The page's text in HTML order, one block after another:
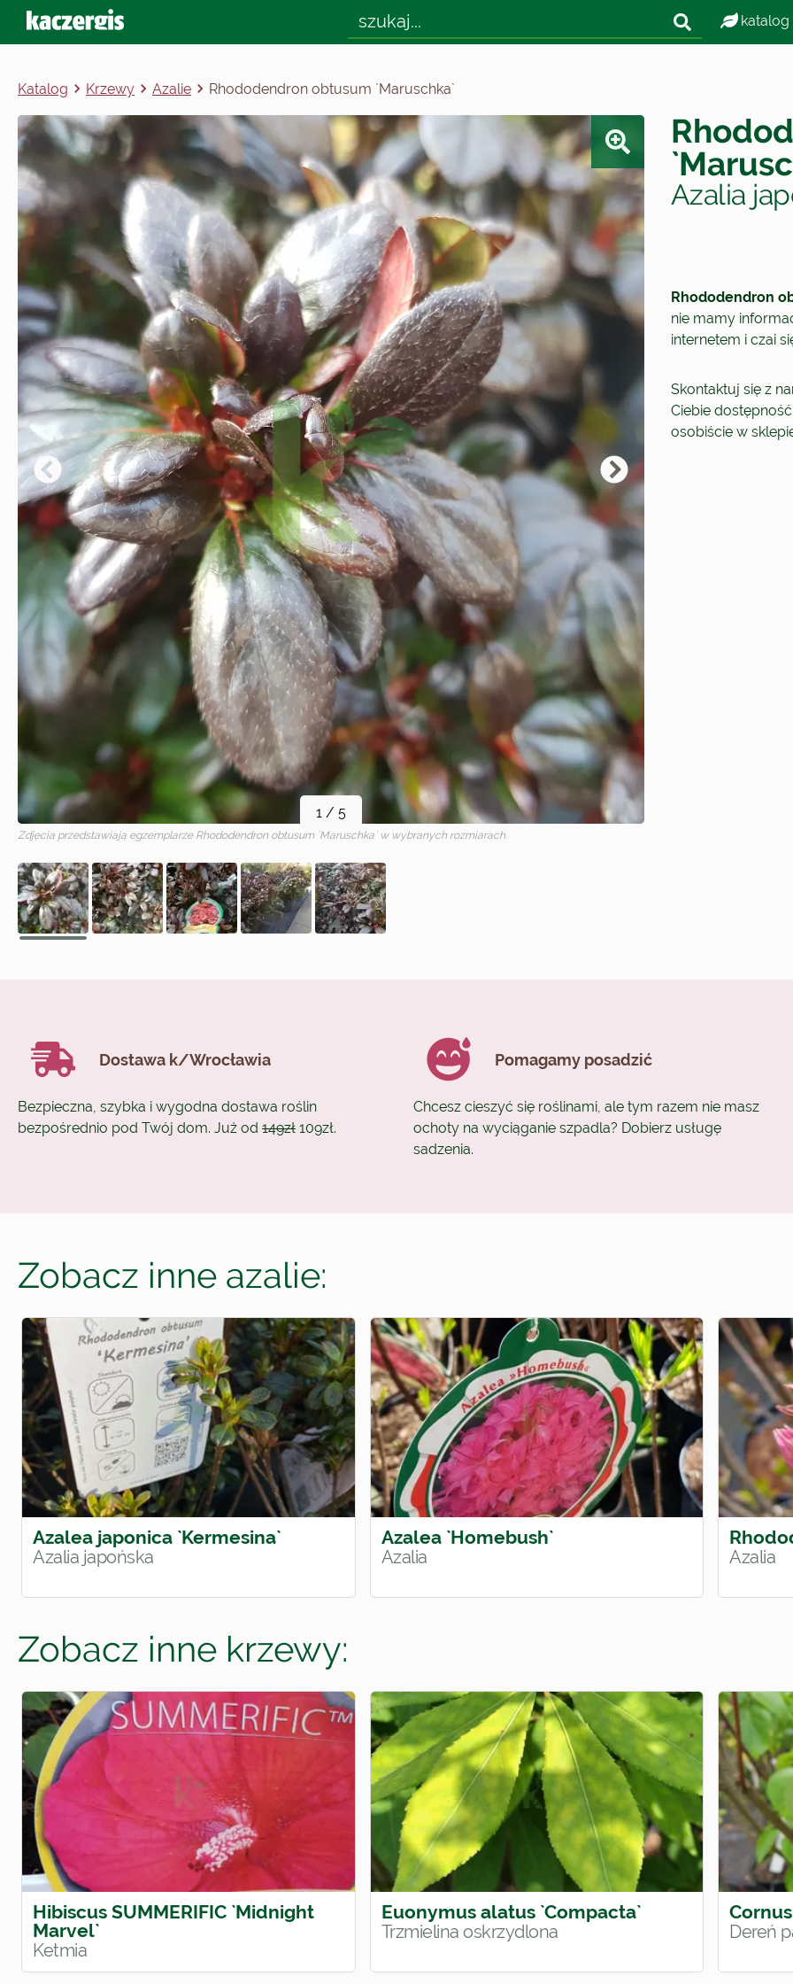
katalog
Katalog Krzewy Azalie Rhododendron obtusum `Maruschka`
1/ 5
Zdjęcia przedstawiają egzemplarze Rhododendron obtusum `Maruschka` w wybranych rozmiarach.
Azalia
Rhododendron
nie mamy
internetem i czai
Skontaktuj się z
Ciebie
osobiście w
Dostawa k/Wrocławia
Bezpieczna, szybka i wygodna dostawa roślin
bezpośrednio pod Twój dom. Już od 149zł 109zł.
Pomagamy posadzić
Chcesz cieszyć się roślinami, ale tym razem nie masz
ochoty na wyciąganie szpadla? Dobierz usługę
sadzenia.
Zobacz inne azalie:
Azalea japonica `Kermesina`
Azalia japońska
Azalea `Homebush`
Azalia Azalia
Zobacz inne krzewy:
Hibiscus SUMMERIFIC `Midnight
Marvel`
Ketmia
Euonymus alatus `Compacta`
Trzmielina oskrzydlona Dereń